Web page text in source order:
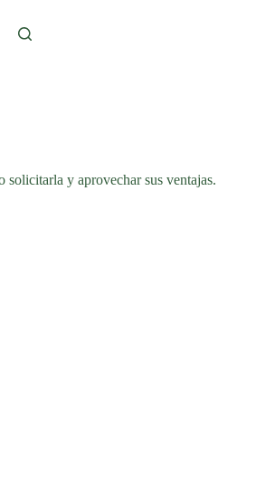
solicitarla y aprovechar sus ventajas.